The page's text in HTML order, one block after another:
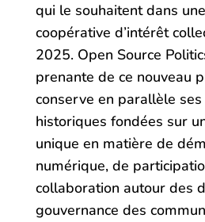
qui le souhaitent dans
coopérative d’intérêt
2025. Open Source
prenante de ce nouveau
conserve en parallèle
historiques fondées sur
unique en matière de
numérique, de
collaboration autour des
gouvernance des